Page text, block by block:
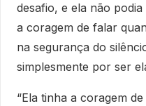
desafio, e ela não
a coragem de falar
na segurança do
simplesmente por ser
“Ela tinha a coragem